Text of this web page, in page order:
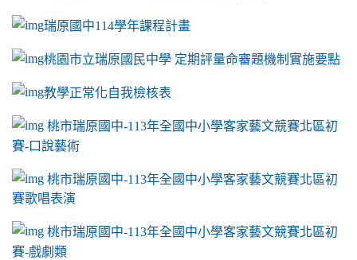
瑞原國中114學年課程計畫
link to https://sites.google.com/a/m2.ryjh.tyc.edu.tw/ryjh011/
桃園市立瑞原國民中學 定期評量命審題機制實施要點
link to https://sites.google.com/a/m2.ryjh.tyc.edu.tw/
教學正常化自我檢核表
link to mailto:ryjh520@m2.ryjh.tyc.edu.tw
link to mailto:ryjh520@m2.ryjh.tyc.edu.tw
ink to mailto:ryjh520@m2.ryjh.tyc.edu.tw
link to mailto:ryjh520@m2.ryjh.tyc.edu.tw
link to mailto:ryjh520@m2.ryjh.tyc.edu.tw
ink to mailto:ryjh520@m2.ryjh.tyc.edu.tw
ink to mailto:ryjh520@m2.ryjh.tyc.edu.tw
link to https://sites.google.com/a/m2.ryjh.tyc.edu.tw/ryjh011/
ink to mailto:ryjh520@m2.ryjh.tyc.edu.tw
link to https://tyc.entry.edu.tw/NoExamImitate_TL/
桃市瑞原國中-113年全國中小學客家藝文競賽北區初
賽-口說藝術
link to https://tyc.entry.edu.tw/NoExamImitate_TL/
桃市瑞原國中-113年全國中小學客家藝文競賽北區初
賽歌唱表演
link to https://tyc.entry.edu.tw/NoExamImitate_TL/
桃市瑞原國中-113年全國中小學客家藝文競賽北區初
賽-戲劇類